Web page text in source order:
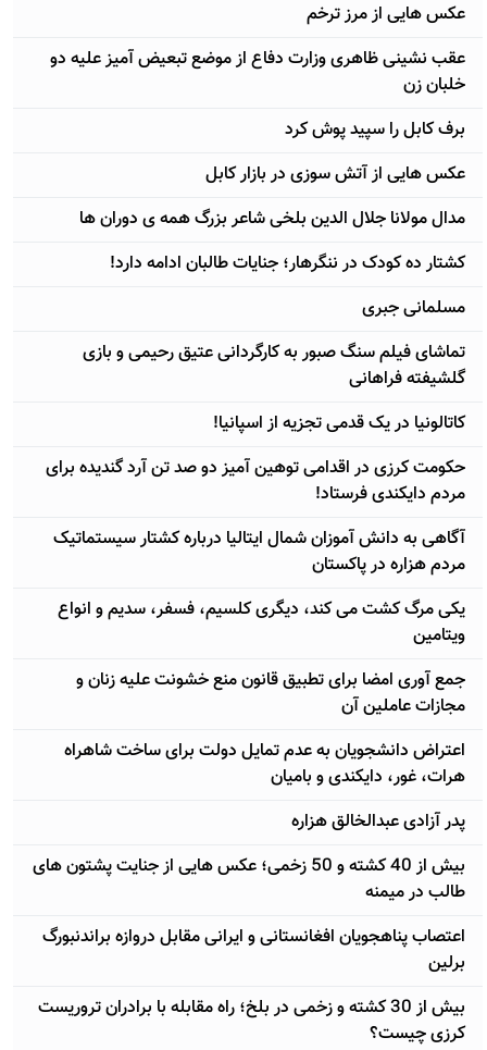
عکس هایی از مرز ترخم
عقب نشینی ظاهری وزارت دفاع از موضع تبعیض آمیز علیه دو
خلبان زن
برف کابل را سپید پوش کرد
عکس هایی از آتش سوزی در بازار کابل
مدال مولانا جلال الدین بلخی شاعر بزرگ همه ی دوران ها
کشتار ده کودک در ننگرهار؛ جنایات طالبان ادامه دارد!
مسلمانی جبری
تماشای فیلم سنگ صبور به کارگردانی عتیق رحیمی و بازی
گلشیفته فراهانی
کاتالونیا در یک قدمی تجزیه از اسپانیا!
حکومت کرزی در اقدامی توهین آمیز دو صد تن آرد گندیده برای
مردم دایکندی فرستاد!
آگاهی به دانش آموزان شمال ایتالیا درباره کشتار سیستماتیک
مردم هزاره در پاکستان
یکی مرگ کشت می کند، دیگری کلسیم، فسفر، سدیم و انواع
ویتامین
جمع آوری امضا برای تطبیق قانون منع خشونت علیه زنان و
مجازات عاملین آن
اعتراض دانشجویان به عدم تمایل دولت برای ساخت شاهراه
هرات، غور، دایکندی و بامیان
پدر آزادی عبدالخالق هزاره
بیش از 40 کشته و 50 زخمی؛ عکس هایی از جنایت پشتون های
طالب در میمنه
اعتصاب پناهجویان افغانستانی و ایرانی مقابل دروازه براندنبورگ
برلین
بیش از 30 کشته و زخمی در بلخ؛ راه مقابله با برادران تروریست
کرزی چیست؟